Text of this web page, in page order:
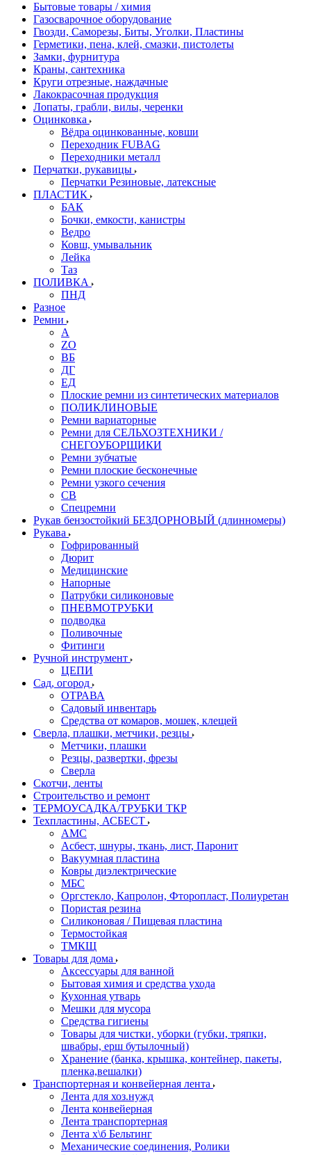
Бытовые товары / химия
Газосварочное оборудование
Гвозди, Саморезы, Биты, Уголки, Пластины
Герметики, пена, клей, смазки, пистолеты
Замки, фурнитура
Краны, сантехника
Круги отрезные, наждачные
Лакокрасочная продукция
Лопаты, грабли, вилы, черенки
Оцинковка
Вёдра оцинкованные, ковши
Переходник FUBAG
Переходники металл
Перчатки, рукавицы
Перчатки Резиновые, латексные
ПЛАСТИК
БАК
Бочки, емкости, канистры
Ведро
Ковш, умывальник
Лейка
Таз
ПОЛИВКА
ПНД
Разное
Ремни
A
ZO
ВБ
ДГ
ЕД
Плоские ремни из синтетических материалов
ПОЛИКЛИНОВЫЕ
Ремни вариаторные
Ремни для СЕЛЬХОЗТЕХНИКИ /
СНЕГОУБОРЩИКИ
Ремни зубчатые
Ремни плоские бесконечные
Ремни узкого сечения
СВ
Спецремни
Рукав бензостойкий БЕЗДОРНОВЫЙ (длинномеры)
Рукава
Гофрированный
Дюрит
Медицинские
Напорные
Патрубки силиконовые
ПНЕВМОТРУБКИ
подводка
Поливочные
Фитинги
Ручной инструмент
ЦЕПИ
Сад, огород
ОТРАВА
Садовый инвентарь
Средства от комаров, мошек, клещей
Сверла, плашки, метчики, резцы
Метчики, плашки
Резцы, развертки, фрезы
Сверла
Скотчи, ленты
Строительство и ремонт
ТЕРМОУСАДКА/ТРУБКИ ТКР
Техпластины, АСБЕСТ
АМС
Асбест, шнуры, ткань, лист, Паронит
Вакуумная пластина
Ковры диэлектрические
МБС
Оргстекло, Капролон, Фторопласт, Полиуретан
Пористая резина
Силиконовая / Пищевая пластина
Термостойкая
ТМКЩ
Товары для дома
Аксессуары для ванной
Бытовая химия и средства ухода
Кухонная утварь
Мешки для мусора
Средства гигиены
Товары для чистки, уборки (губки, тряпки,
швабры, ерш бутылочный)
Хранение (банка, крышка, контейнер, пакеты,
пленка,вешалки)
Транспортерная и конвейерная лента
Лента для хоз.нужд
Лента конвейерная
Лента транспортерная
Лента х\б Бельтинг
Механические соединения, Ролики